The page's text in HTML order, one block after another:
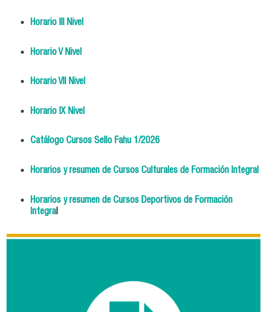
Horario III Nivel
Horario V Nivel
Horario VII Nivel
Horario IX Nivel
Catálogo Cursos Sello Fahu 1/2026
Horarios y resumen de Cursos Culturales de Formación Integral
Horarios y resumen de Cursos Deportivos de Formación
Integral